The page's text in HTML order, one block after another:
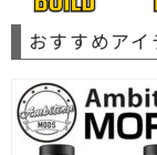
おすすめアイ